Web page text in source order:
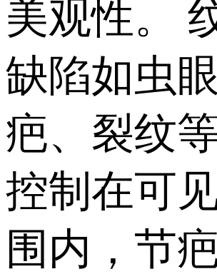
美观性。
缺陷如虫
疤、裂纹
控制在可
围内，节